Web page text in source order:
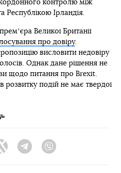
контролю між
Республікою Ірландія.
Великої Британії
про довіру.
висловити недовіру
Однак дане рішення не
щодо питання про Brexit.
розвитку подій не має твердої
Twitter Telegram